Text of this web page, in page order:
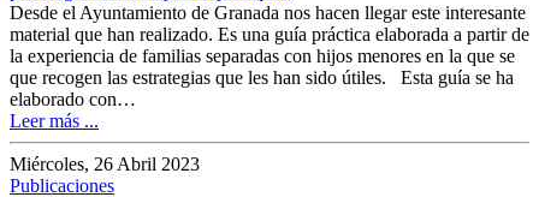
Desde el Ayuntamiento de Granada nos hacen llegar este interesante
material que han realizado. Es una guía práctica elaborada a partir de
la experiencia de familias separadas con hijos menores en la que se
que recogen las estrategias que les han sido útiles. Esta guía se ha
elaborado con…
Leer más ...
Miércoles, 26 Abril 2023
Publicaciones